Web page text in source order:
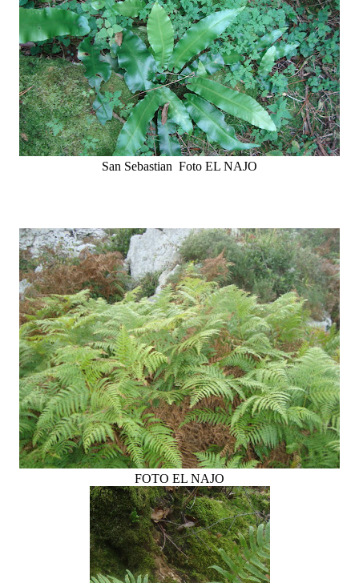
San Sebastian Foto EL NAJO
FOTO EL NAJO